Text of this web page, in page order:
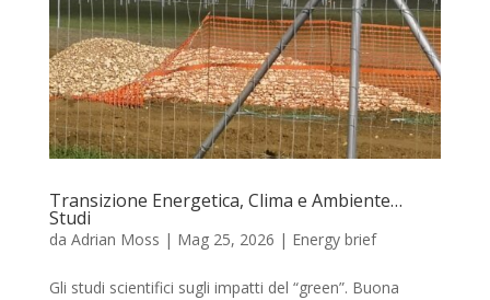
Transizione Energetica, Clima e Ambiente…
Studi
da Adrian Moss | Mag 25, 2026 | Energy brief
Gli studi scientifici sugli impatti del “green”. Buona